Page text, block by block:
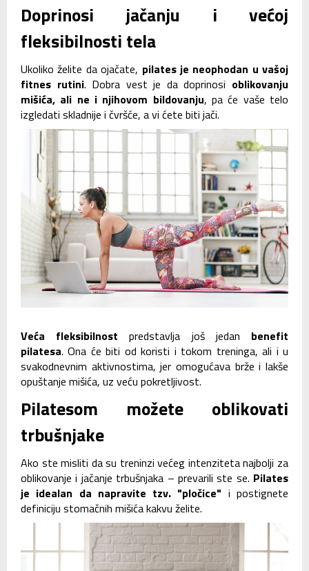
Doprinosi jačanju i većoj
fleksibilnosti tela
Ukoliko želite da ojačate, pilates je neophodan u vašoj
fitnes rutini. Dobra vest je da doprinosi oblikovanju
mišića, ali ne i njihovom bildovanju, pa će vaše telo
izgledati skladnije i čvršće, a vi ćete biti jači.
Veća fleksibilnostpredstavlja još jedan benefit
pilatesa. Ona će biti od koristi i tokom treninga, ali i u
svakodnevnim aktivnostima, jer omogućava brže i lakše
opuštanje mišića, uz veću pokretljivost.
Pilatesom možete oblikovati
trbušnjake
Ako ste misliti da su treninzi većeg intenziteta najbolji za
oblikovanje i jačanje trbušnjaka – prevarili ste se. Pilates
je idealan da napravite tzv. "pločice" i postignete
definiciju stomačnih mišića kakvu želite.